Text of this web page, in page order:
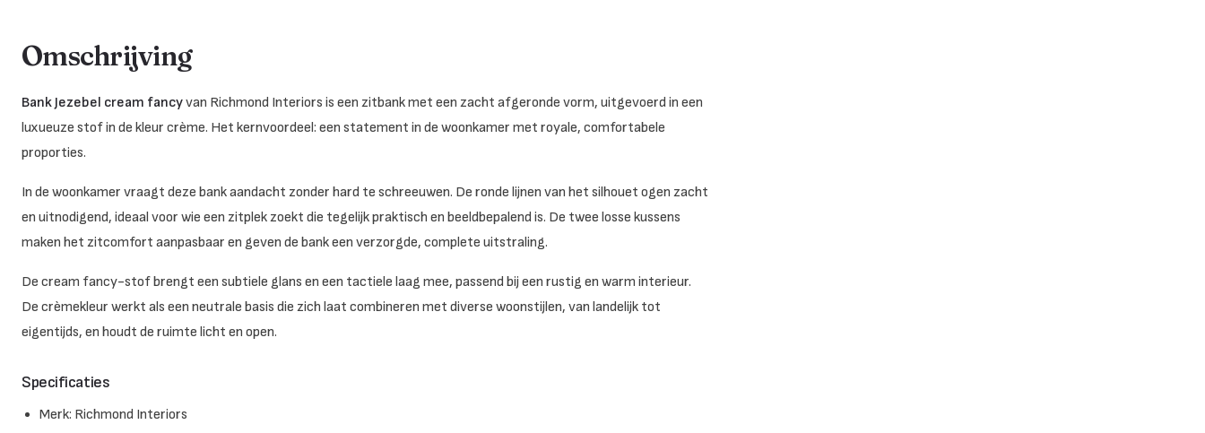
Omschrijving
Bank Jezebel cream fancyvan Richmond Interiors is een zitbank met een zacht afgeronde vorm, uitgevoerd in een
luxueuze stof in de kleur crème. Het kernvoordeel: een statement in de woonkamer met royale, comfortabele
proporties.
In de woonkamer vraagt deze bank aandacht zonder hard te schreeuwen. De ronde lijnen van het silhouet ogen zacht
en uitnodigend, ideaal voor wie een zitplek zoekt die tegelijk praktisch en beeldbepalend is. De twee losse kussens
maken het zitcomfort aanpasbaar en geven de bank een verzorgde, complete uitstraling.
De cream fancy-stof brengt een subtiele glans en een tactiele laag mee, passend bij een rustig en warm interieur.
De crèmekleur werkt als een neutrale basis die zich laat combineren met diverse woonstijlen, van landelijk tot
eigentijds, en houdt de ruimte licht en open.
Specificaties
Merk: Richmond Interiors